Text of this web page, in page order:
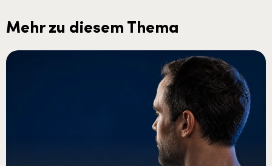
Mehr zu diesem Thema